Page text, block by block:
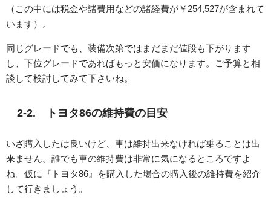
（この中には税金や諸費用などの諸経費が￥254,527が含まれて
います）。
同じグレードでも、装備次第ではまだまだ値段も下がります
し、下位グレードであればもっと安価になります。ご予算と相
談して検討してみて下さいね。
2-2. トヨタ86の維持費の目安
いざ購入したは良いけど、車は維持出来なければ乗ることは出
来ません。誰でも車の維持費は非常に気になるところですよ
ね。仮に『トヨタ86』を購入した場合の購入後の維持費を紹介
して行きましょう。